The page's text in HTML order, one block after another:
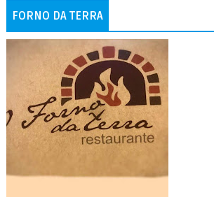
FORNO DA TERRA